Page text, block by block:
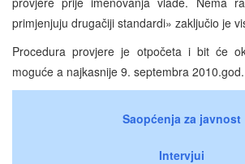
primjenjuju drugačiji standardi» zaključio je
Procedura provjere je otpočeta i bit će
moguće a najkasnije 9. septembra 2010.god.
Saopćenja za javnost
Intervjui